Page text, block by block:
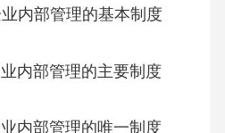
内部管理的基本制度
内部管理的主要制度
内部管理的唯一制度